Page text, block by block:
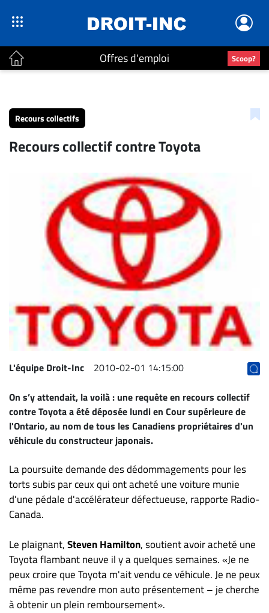
Offres d'emploi Scoop?
Accueil
Continu
Bureaux
Conseillers
Juridiques
Campus
Carrière
CARRIÈRE
ET
EMPLOIS
AVOCATS
ET
JURISTES
Offres
d'emploi
Continue
Métiers
Scoop?
ET
ENTREPRISES
Espace
entreprises
Recours collectifs
Recours collectif contre Toyota
L'équipe Droit-Inc 2010-02-01 14:15:00
On s’y attendait, la voilà : une requête en recours collectif
contre Toyota a été déposée lundi en Cour supérieure de
l'Ontario, au nom de tous les Canadiens propriétaires d'un
véhicule du constructeur japonais.
La poursuite demande des dédommagements pour les
torts subis par ceux qui ont acheté une voiture munie
d'une pédale d'accélérateur défectueuse, rapporte Radio-
Canada.
Le plaignant,Steven Hamilton, soutient avoir acheté une
Toyota flambant neuve il y a quelques semaines. «Je ne
peux croire que Toyota m'ait vendu ce véhicule. Je ne peux
même pas revendre mon auto présentement – je cherche
à obtenir un plein remboursement».